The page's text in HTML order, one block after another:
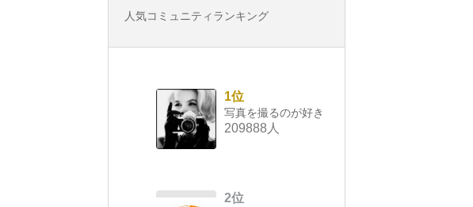
人気コミュニティランキング
1位
写真を撮るのが好き
209888人
2位